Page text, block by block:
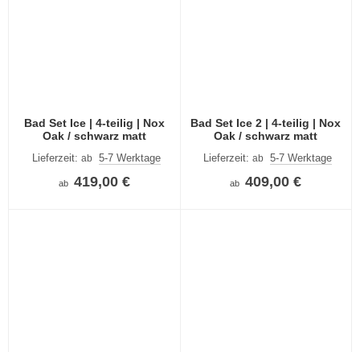
Bad Set Ice | 4-teilig | Nox
Oak / schwarz matt
Lieferzeit: ab 5-7 Werktage
ab 419,00 €
Bad Set Ice 2 | 4-teilig | Nox
Oak / schwarz matt
Lieferzeit:ab 5-7 Werktage
ab 409,00 €